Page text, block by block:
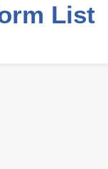
List